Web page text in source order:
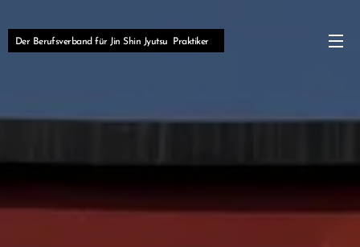
Der Berufsverband für Jin Shin Jyutsu Praktiker